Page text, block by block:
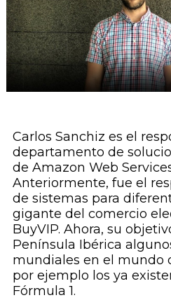
Carlos Sanchiz es el
departamento de
de Amazon Web
Anteriormente, fue el
de sistemas para
gigante del comercio
BuyVIP. Ahora, su
Península Ibérica
mundiales en el mundo
por ejemplo los ya
Fórmula 1.